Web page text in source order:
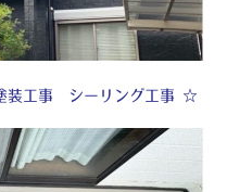
装工事 シーリング工事 ☆